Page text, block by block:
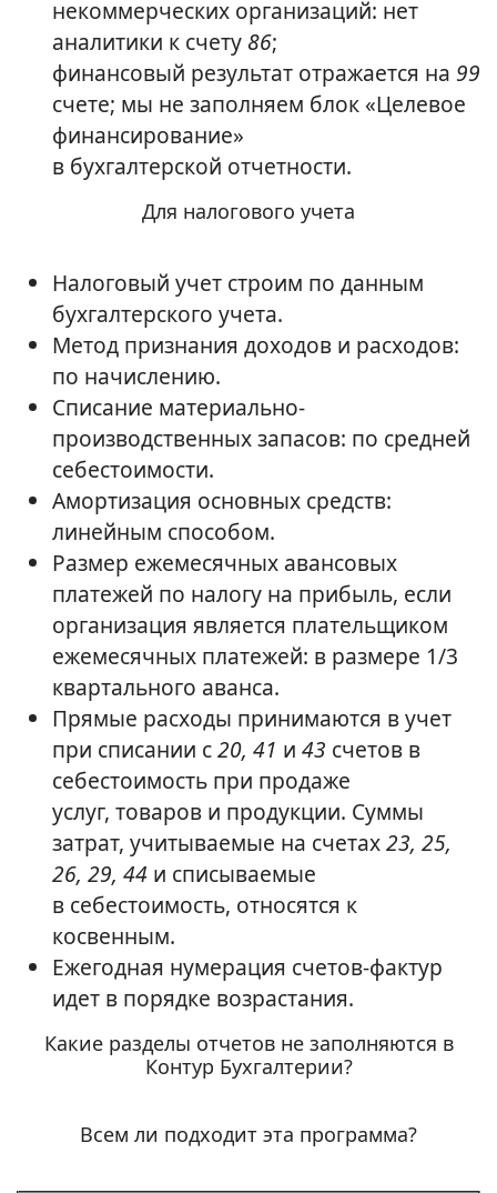
некоммерческих организаций: нет
аналитики к счету 86;
финансовый результат отражается на 99
счете; мы не заполняем блок «Целевое
финансирование»
в бухгалтерской отчетности.
Для налогового учета
Налоговый учет строим по данным
бухгалтерского учета.
Метод признания доходов и расходов:
по начислению.
Списание материально-
производственных запасов: по средней
себестоимости.
Амортизация основных средств:
линейным способом.
Размер ежемесячных авансовых
платежей по налогу на прибыль, если
организация является плательщиком
ежемесячных платежей: в размере 1/3
квартального аванса.
Прямые расходы принимаются в учет
при списании с20, 41 и 43 счетов в
себестоимость при продаже
услуг, товаров и продукции. Суммы
затрат, учитываемые на счетах23, 25,
26, 29, 44 и списываемые
в себестоимость, относятся к
косвенным.
Ежегодная нумерация счетов-фактур
идет в порядке возрастания.
Какие разделы отчетов не заполняются в
Контур Бухгалтерии?
Всем ли подходит эта программа?